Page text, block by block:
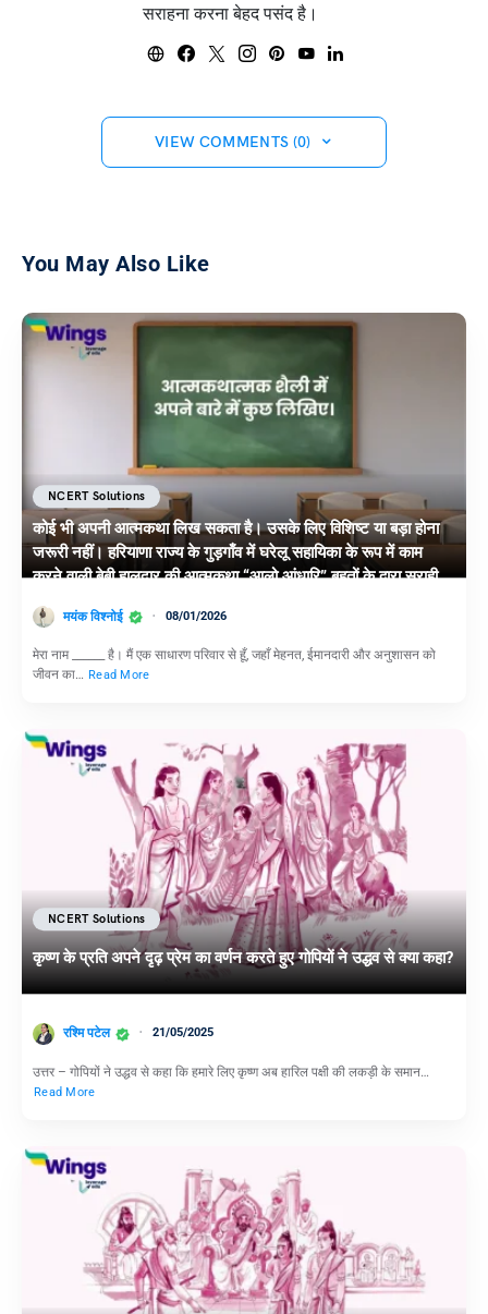
सराहना करना बेहद पसंद है।
VIEW COMMENTS (0)
You May Also Like
NCERT Solutions
कोई भी अपनी आत्मकथा लिख सकता है। उसके लिए विशिष्ट या बड़ा होना
जरूरी नहीं। हरियाणा राज्य के गुड़गाँव में घरेलू सहायिका के रूप में काम
करने वाली बेबी हालदार की आत्मकथा “आलो आंधारि” बहुतों के द्वारा सराही
मयंक विश्नोई 08/01/2026
मेरा नाम ______ है। मैं एक साधारण परिवार से हूँ, जहाँ मेहनत, ईमानदारी और अनुशासन को
जीवन का… Read More
NCERT Solutions
कृष्ण के प्रति अपने दृढ़ प्रेम का वर्णन करते हुए गोपियों ने उद्धव से क्या कहा?
रश्मि पटेल 21/05/2025
उत्तर – गोपियों ने उद्धव से कहा कि हमारे लिए कृष्ण अब हारिल पक्षी की लकड़ी के समान…
Read More